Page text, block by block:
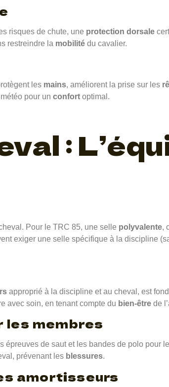
risques de chute, une protection dorsale
restreindre la mobilité du cavalier.
les mains, améliorent la prise sur les
pour un confort optimal.
:
Pour le TRC 85, une selle polyvalente,
exiger une selle spécifique à la discipline
approprié à la discipline et au cheval, est
avec soin, en tenant compte du bien-être de
membres
épreuves de saut et les bandes de polo pour
prévenant les blessures.
amortisseurs